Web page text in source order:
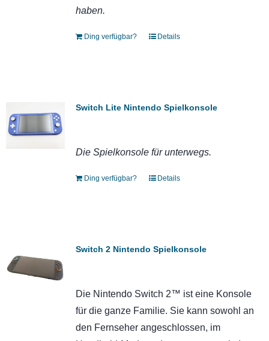
haben.
Ding verfügbar? Details
Switch Lite Nintendo Spielkonsole
Die Spielkonsole für unterwegs.
Ding verfügbar? Details
Switch 2 Nintendo Spielkonsole
Die Nintendo Switch 2™ ist eine Konsole
für die ganze Familie. Sie kann sowohl an
den Fernseher angeschlossen, im